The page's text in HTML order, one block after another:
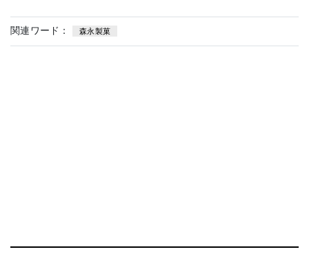
関連ワード： 森永製菓